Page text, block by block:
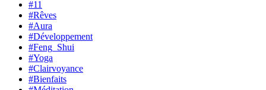
#11
#Rêves
#Aura
#Développement
#Feng_Shui
#Yoga
#Clairvoyance
#Bienfaits